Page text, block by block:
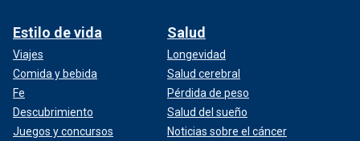
Estilo de vida
Viajes
Comida y bebida
Fe
Descubrimiento
Juegos y concursos
Salud
Longevidad
Salud cerebral
Pérdida de peso
Salud del sueño
Noticias sobre el cáncer